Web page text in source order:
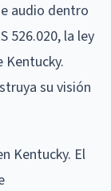
audio dentro
526.020, la ley
su visión
Kentucky. El